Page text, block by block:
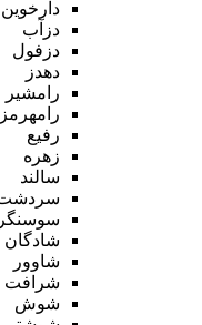
دارخوین
دزآب
دزفول
دهدز
رامشیر
رامهرمز
رفیع
زهره
سالند
شادگان
شاوور
شرافت
شوش